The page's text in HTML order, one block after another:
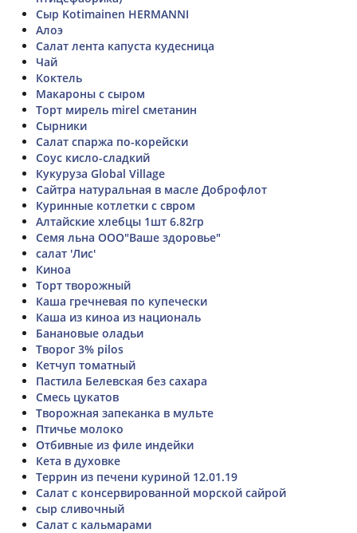
Сыр Kotimainen HERMANNI
Алоэ
Салат лента капуста кудесница
Чай
Коктель
Макароны с сыром
Торт мирель mirel сметанин
Сырники
Салат спаржа по-корейски
Соус кисло-сладкий
Кукуруза Global Village
Сайтра натуральная в масле Доброфлот
Куринные котлетки с свром
Алтайские хлебцы 1шт 6.82гр
Семя льна ООО"Ваше здоровье"
салат 'Лис'
Киноа
Торт творожный
Каша гречневая по купечески
Каша из киноа из националь
Банановые оладьи
Творог 3% pilos
Кетчуп томатный
Пастила Белевская без сахара
Смесь цукатов
Творожная запеканка в мульте
Птичье молоко
Отбивные из филе индейки
Кета в духовке
Террин из печени куриной 12.01.19
Салат с консервированной морской сайрой
сыр сливочный
Салат с кальмарами